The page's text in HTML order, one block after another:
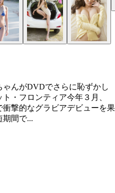
んがDVDでさらに恥ずかし
・フロンティア今年３月、
衝撃的なグラビアデビューを果
期間で...